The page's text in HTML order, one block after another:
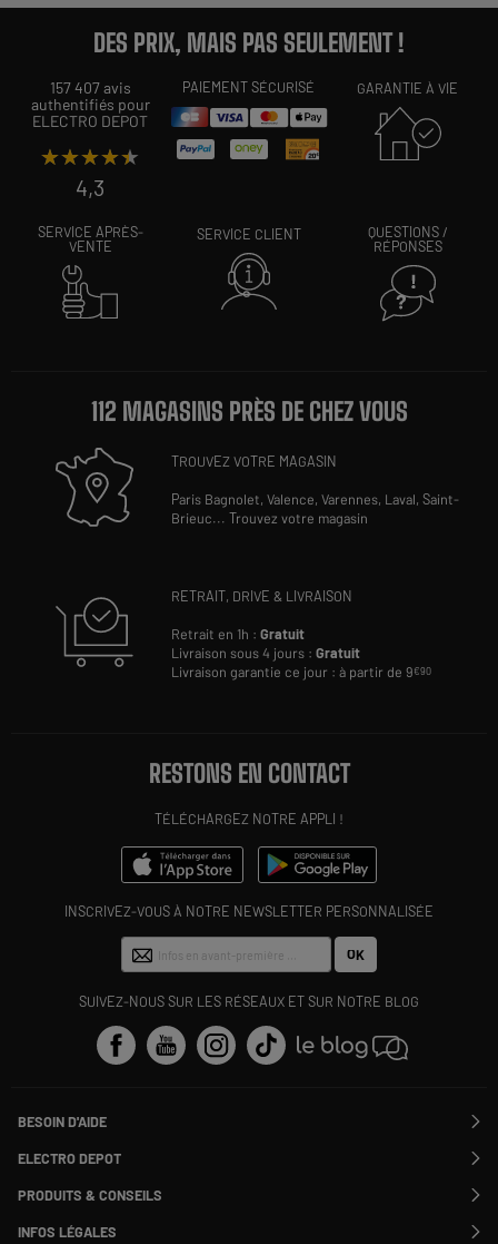
DES PRIX, MAIS PAS SEULEMENT !
157 407 avis
authentifiés pour
ELECTRO DEPOT
★★★★★
★★★★★
4,3
PAIEMENT SÉCURISÉ GARANTIE À VIE
SERVICE APRÈS-
VENTE
SERVICE CLIENT
QUESTIONS /
RÉPONSES
112 MAGASINS PRÈS DE CHEZ VOUS
TROUVEZ VOTRE MAGASIN
Paris Bagnolet,Valence,Varennes, Laval,Saint-
Brieuc...Trouvez votre magasin
RETRAIT, DRIVE & LIVRAISON
Retrait en 1h :Gratuit
Livraison sous 4 jours :Gratuit
Livraison garantie ce jour : à partir de 9€90
RESTONS EN CONTACT
TÉLÉCHARGEZ NOTRE APPLI !
INSCRIVEZ-VOUS À NOTRE NEWSLETTER PERSONNALISÉE
OK
SUIVEZ-NOUS SUR LES RÉSEAUX ET SUR NOTRE BLOG
BESOIN D'AIDE
Suivre ma commande
Modifier ou annuler ma commande
SAV
Payer en plusieurs fois
ELECTRO DEPOT
Rejoignez-nous !
PRODUITS & CONSEILS
Nos marques
INFOS LÉGALES